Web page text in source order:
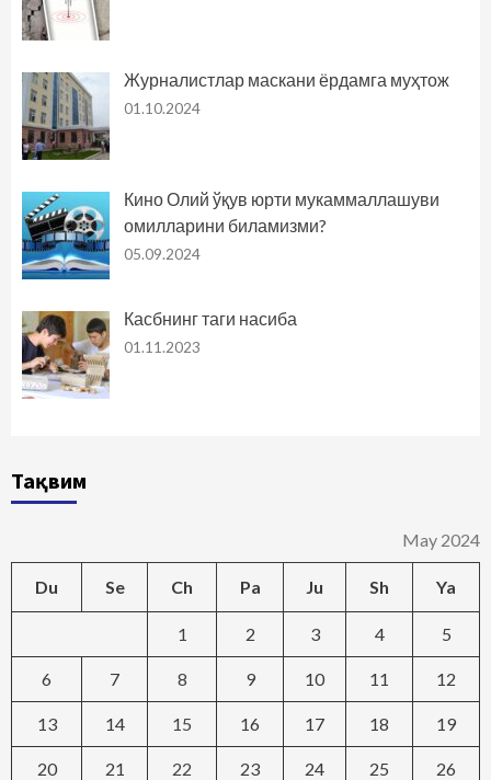
Журналистлар маскани ёрдамга муҳтож
01.10.2024
Кино Олий ўқув юрти мукаммаллашуви
омилларини биламизми?
05.09.2024
Касбнинг таги насиба
01.11.2023
Тақвим
May 2024
Du Se Ch Pa Ju Sh Ya
1 2 3 4 5
6 7 8 9 10 11 12
13 14 15 16 17 18 19
20 21 22 23 24 25 26